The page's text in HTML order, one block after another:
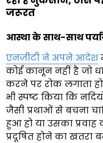
जरूरत
आस्था के साथ-साथ
एनजीटी ने अपने आदेश
कोई कानून नहीं है जो
करने पर रोक लगाता
भी स्पष्ट किया कि
जैसी प्रथाओं से बचना
हुआ हो या उसका
प्रदूषित होने का खतरा